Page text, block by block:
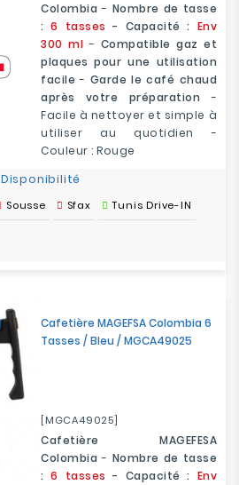
Colombia - Nombre de tasse
: 6 tasses - Capacité : Env
300 ml - Compatible gaz et
plaques pour une utilisation
facile - Garde le café chaud
après votre préparation -
Facile à nettoyer et simple à
utiliser au quotidien -
Couleur : Rouge
Disponibilité
Sousse Sfax Tunis Drive-IN
Cafetière MAGEFSA Colombia 6
Tasses / Bleu / MGCA49025
[MGCA49025]
Cafetière MAGEFESA
Colombia - Nombre de tasse
: 6 tasses - Capacité : Env